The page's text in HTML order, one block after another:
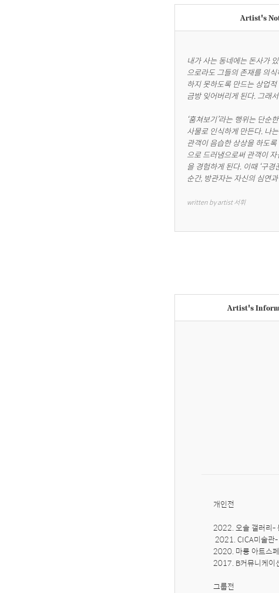
Artist's
내가 사는 동네에는 돈사가
으로라도 그들의 존재를 의
하지 못하도록 만드는 상업
금방 잊어버리게 된다. 그래
‘훔쳐보기’라는 행위는 단
사물로 인식하게 만든다. 나
관객이 음습한 상상을 하도
으로 드러냄으로써 관객이
을 경험하게 된다. 이때 ‘구
순간, 방관자는 자신의 심연
written by artist 서휘
Artist's
개인전
2022. 오솔 갤러리-
2020. 마롱 아트스
2017. B커뮤니케이
그룹전